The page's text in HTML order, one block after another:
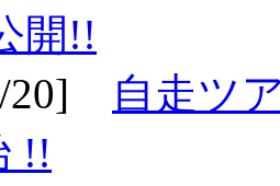
開!!
20]
自走ツ
!!